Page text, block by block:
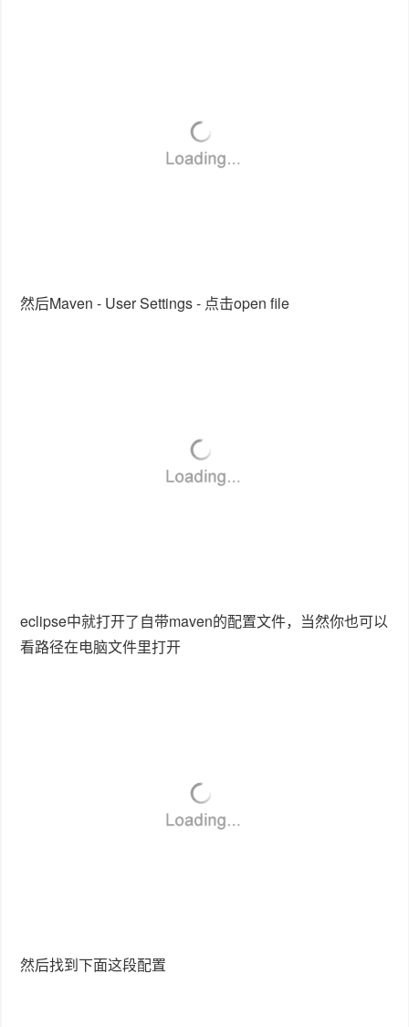
然后Maven - User Settings - 点击open file
eclipse中就打开了自带maven的配置文件，当然你也可以
看路径在电脑文件里打开
然后找到下面这段配置